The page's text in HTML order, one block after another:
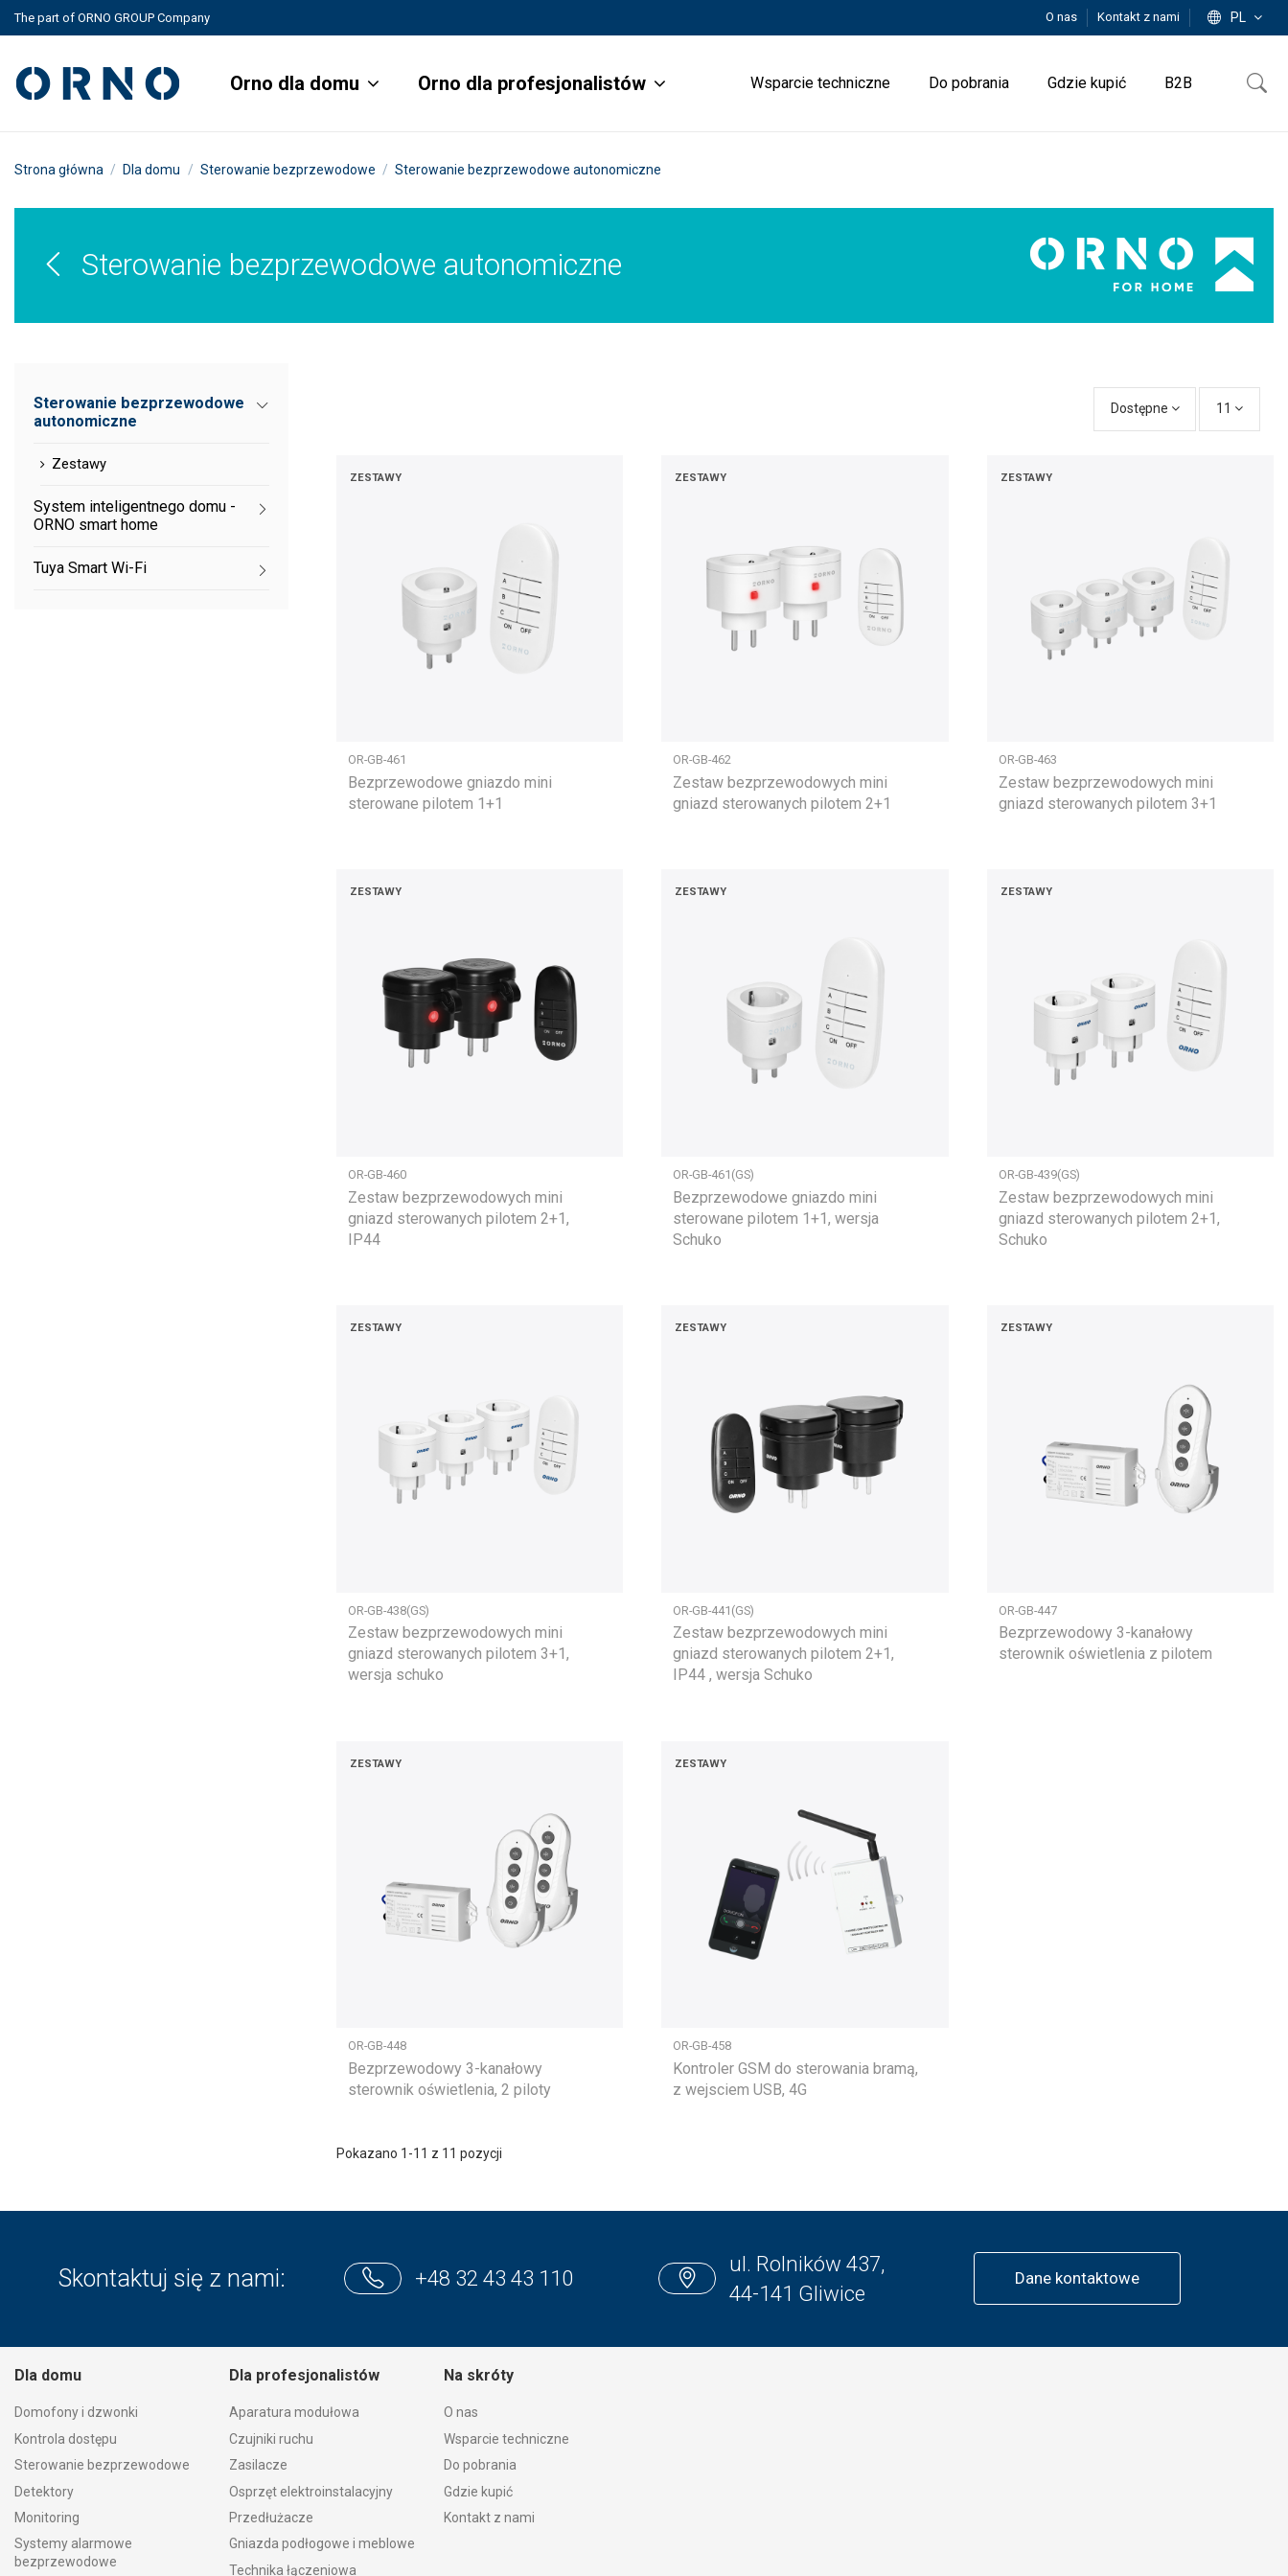
The part of ORNO GROUP Company O nas Kontakt z nami PL
Orno dla domu Orno dla profesjonalistów B2B
Gdzie kupić
Do pobrania
Wsparcie techniczne
Strona główna Dla domu Sterowanie bezprzewodowe Sterowanie bezprzewodowe autonomiczne
Sterowanie bezprzewodowe autonomiczne
Dostępne 11
ZESTAWY
OR-GB-461
Bezprzewodowe gniazdo mini
sterowane pilotem 1+1
ZESTAWY
OR-GB-462
Zestaw bezprzewodowych mini
gniazd sterowanych pilotem 2+1
ZESTAWY
OR-GB-463
Zestaw bezprzewodowych mini
gniazd sterowanych pilotem 3+1
ZESTAWY
OR-GB-460
Zestaw bezprzewodowych mini
gniazd sterowanych pilotem 2+1,
IP44
ZESTAWY
OR-GB-461(GS)
Bezprzewodowe gniazdo mini
sterowane pilotem 1+1, wersja
Schuko
ZESTAWY
OR-GB-439(GS)
Zestaw bezprzewodowych mini
gniazd sterowanych pilotem 2+1,
Schuko
ZESTAWY
OR-GB-438(GS)
Zestaw bezprzewodowych mini
gniazd sterowanych pilotem 3+1,
wersja schuko
ZESTAWY
OR-GB-441(GS)
Zestaw bezprzewodowych mini
gniazd sterowanych pilotem 2+1,
IP44 , wersja Schuko
ZESTAWY
OR-GB-447
Bezprzewodowy 3-kanałowy
sterownik oświetlenia z pilotem
ZESTAWY
OR-GB-448
Bezprzewodowy 3-kanałowy
sterownik oświetlenia, 2 piloty
ZESTAWY
OR-GB-458
Kontroler GSM do sterowania bramą,
z wejsciem USB, 4G
Pokazano 1-11 z 11 pozycji
Sterowanie bezprzewodowe
autonomiczne
Zestawy
System inteligentnego domu -
ORNO smart home
Tuya Smart Wi-Fi
Skontaktuj się z nami: +48 32 43 43 110
ul. Rolników 437,
44-141 Gliwice
Dane kontaktowe
Dla domu
Domofony i dzwonki
Kontrola dostępu
Sterowanie bezprzewodowe
Detektory
Monitoring
Systemy alarmowe
bezprzewodowe
Dla profesjonalistów
Aparatura modułowa
Czujniki ruchu
Zasilacze
Osprzęt elektroinstalacyjny
Przedłużacze
Gniazda podłogowe i meblowe
Technika łączeniowa
Na skróty
O nas
Wsparcie techniczne
Do pobrania
Gdzie kupić
Kontakt z nami